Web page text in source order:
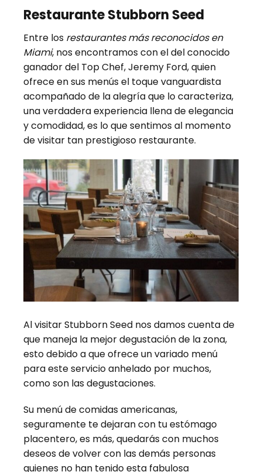
Restaurante Stubborn Seed
Entre los restaurantes más reconocidos en
Miami, nos encontramos con el del conocido
ganador del Top Chef, Jeremy Ford, quien
ofrece en sus menús el toque vanguardista
acompañado de la alegría que lo caracteriza,
una verdadera experiencia llena de elegancia
y comodidad, es lo que sentimos al momento
de visitar tan prestigioso restaurante.
Al visitar Stubborn Seed nos damos cuenta de
que maneja la mejor degustación de la zona,
esto debido a que ofrece un variado menú
para este servicio anhelado por muchos,
como son las degustaciones.
Su menú de comidas americanas,
seguramente te dejaran con tu estómago
placentero, es más, quedarás con muchos
deseos de volver con las demás personas
quienes no han tenido esta fabulosa